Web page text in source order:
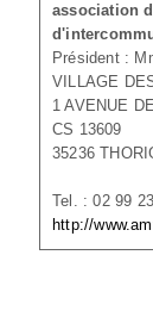
association
Président :
VILLAGE
1 AVENUE
CS 13609
35236
Tel. : 02 99
http://